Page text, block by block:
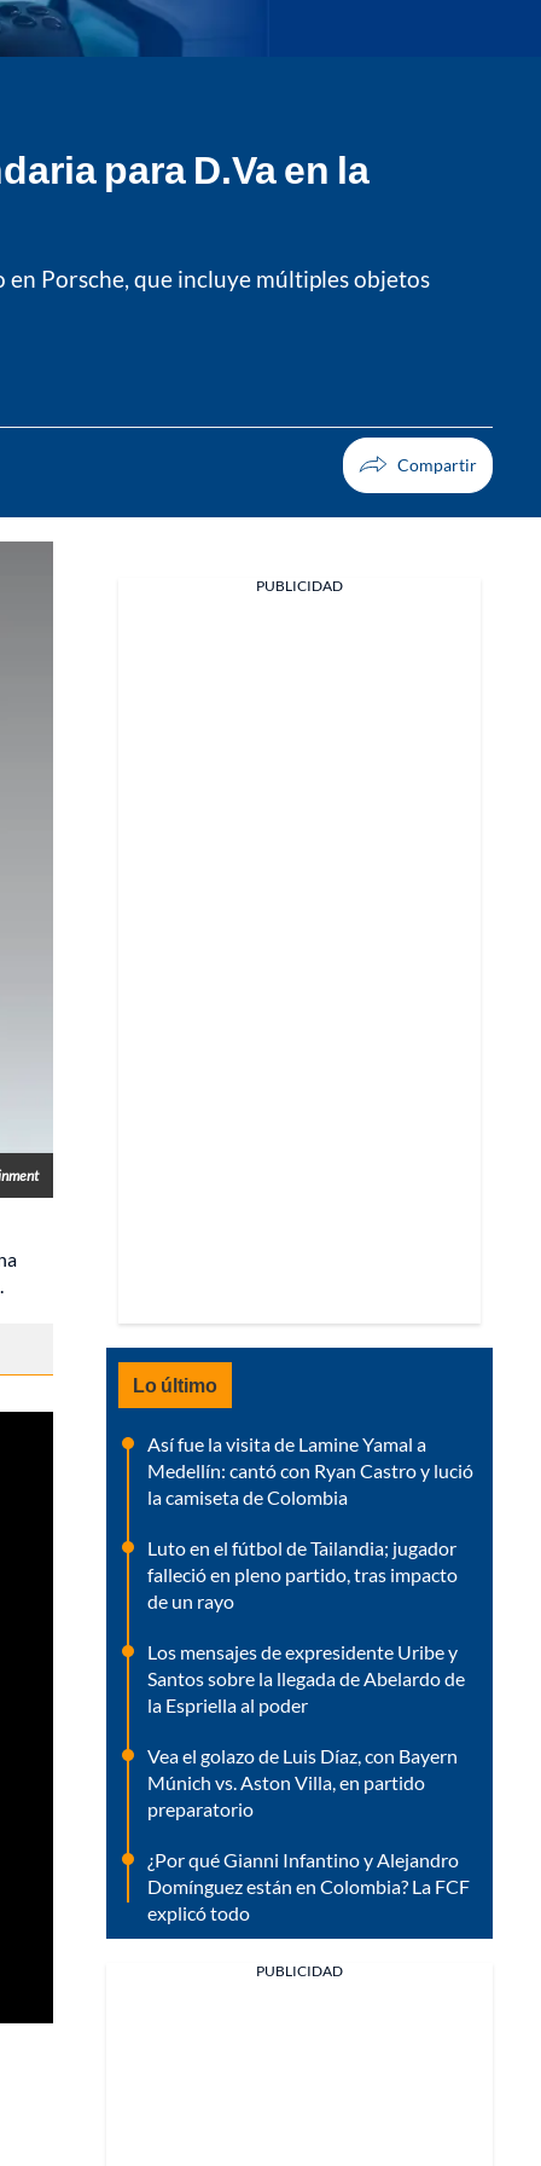
para D.Va en la
Porsche, que incluye múltiples objetos
PUBLICIDAD
Lo último
Así fue la visita de Lamine Yamal a
Medellín: cantó con Ryan Castro y lució
la camiseta de Colombia
Luto en el fútbol de Tailandia; jugador
falleció en pleno partido, tras impacto
de un rayo
Los mensajes de expresidente Uribe y
Santos sobre la llegada de Abelardo de
la Espriella al poder
Vea el golazo de Luis Díaz, con Bayern
Múnich vs. Aston Villa, en partido
preparatorio
¿Por qué Gianni Infantino y Alejandro
Domínguez están en Colombia? La FCF
explicó todo
PUBLICIDAD